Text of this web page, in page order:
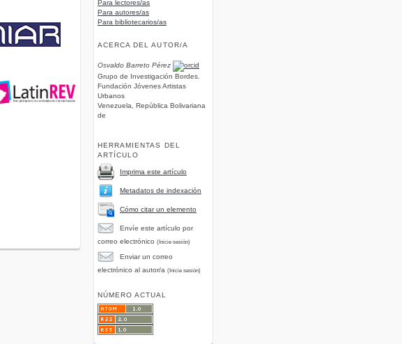
Para lectores/as
Para autores/as
Para bibliotecarios/as
ACERCA DEL AUTOR/A
Osvaldo Barreto Pérez
Grupo de Investigación Bordes.
Fundación Jóvenes Artistas
Urbanos
Venezuela, República Bolivariana
de
HERRAMIENTAS DEL
ARTÍCULO
Imprima este artículo
Metadatos de indexación
Cómo citar un elemento
Envíe este artículo por
correo electrónico (Inicie sesión)
Enviar un correo
electrónico al autor/a (Inicie sesión)
NÚMERO ACTUAL